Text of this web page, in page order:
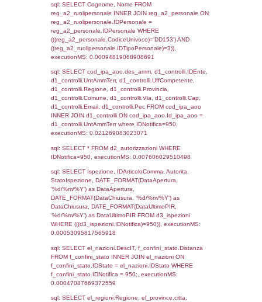
executionMS: 0.00097894668579102
sql: SELECT a1.RagioneSociale,
localita, el_prov.citta AS provincia,
DATE(n.DataInvioNotifica) as
n.FileNotificaZip, n.DataFileNotificaZip
LEFT JOIN infostabilimento i ON
n.CodiceUnivoco LEFT JOIN
a1.CodiceUnivoco = n.CodiceUnivoco LEFT
el_comuni AS el_com ON a1.ComuneStab =
el_com.IstComune LEFT JOIN el_province
a1.ProvinciaStab = el_prov.IstProvincia
sql: SELECT a1_stabilimento.*,
ComuneST, el_province.citta as
el_regioni.Regione as RegioneST,
as ComuneSL, el_province_1.citta as
(((((a1_stabilimento LEFT JOIN el_comuni
a1_stabilimento.ComuneStab =
LEFT JOIN el_province ON
= el_province.IstProvincia) LEFT JOIN